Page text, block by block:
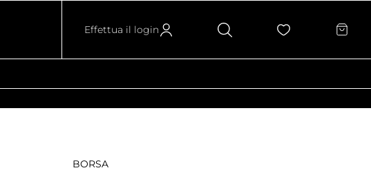
Effettua il login
BORSA